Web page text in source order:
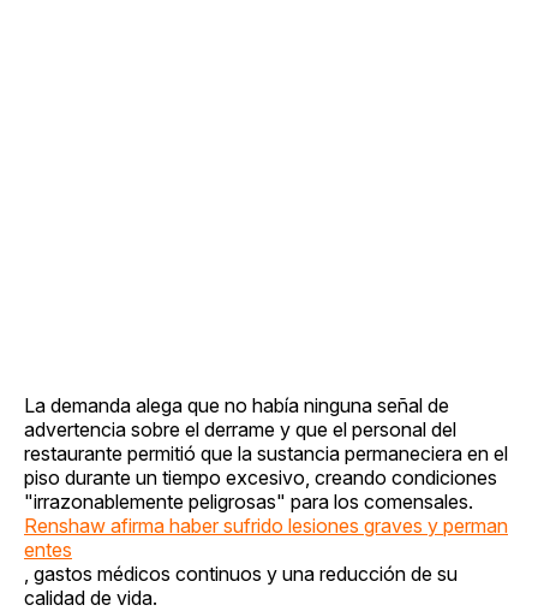
La demanda alega que no había ninguna señal de
advertencia sobre el derrame y que el personal del
restaurante permitió que la sustancia permaneciera en el
piso durante un tiempo excesivo, creando condiciones
"irrazonablemente peligrosas" para los comensales.
Renshaw afirma haber sufrido lesiones graves y perman
entes
, gastos médicos continuos y una reducción de su
calidad de vida.